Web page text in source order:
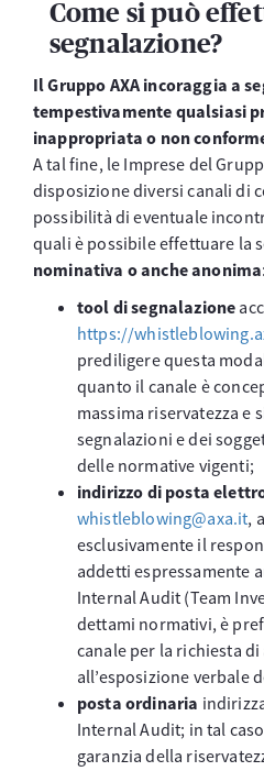
Come si può
segnalazione?
Il Gruppo AXA incoraggia a
tempestivamente qualsiasi
inappropriata o non
A tal fine, le Imprese del
disposizione diversi canali di
possibilità di eventuale
quali è possibile effettuare la
nominativa o anche anonima:
tool di segnalazione
https://
prediligere questa
quanto il canale è
massima riservatezza e
segnalazioni e dei
delle normative vigenti;
indirizzo di posta
whistleblowing@axa.it,
esclusivamente il
addetti espressamente
Internal Audit (Team
dettami normativi, è
canale per la richiesta
all’esposizione verbale
posta ordinaria
Internal Audit; in tal
garanzia della